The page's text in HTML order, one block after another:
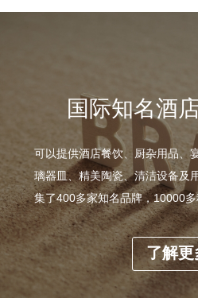
国际知名酒
可以提供酒店餐饮、厨杂用品、
璃器皿、精美陶瓷、清洁设备及
集了400多家知名品牌，10000多
了解更